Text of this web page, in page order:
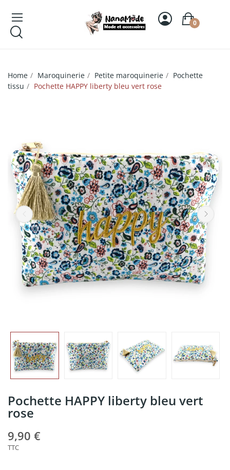
0
Home Maroquinerie Petite maroquinerie
Pochette
tissu
Pochette HAPPY liberty bleu vert rose
Pochette HAPPY liberty bleu vert
rose
9,90 €
TTC